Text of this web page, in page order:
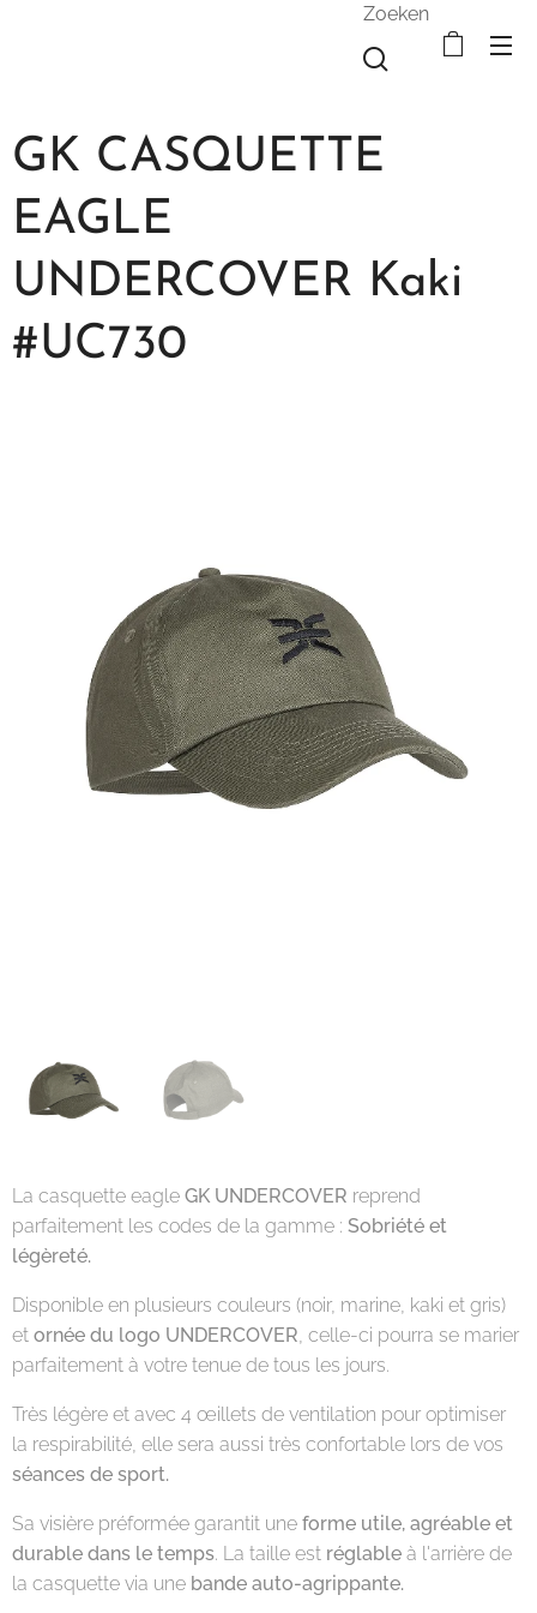
Zoeken
GK CASQUETTE
EAGLE
UNDERCOVER Kaki
#UC730
La casquette eagle GK UNDERCOVER reprend
parfaitement les codes de la gamme : Sobriété et
légèreté.
Disponible en plusieurs couleurs (noir, marine, kaki et gris)
et ornée du logo UNDERCOVER, celle-ci pourra se marier
parfaitement à votre tenue de tous les jours.
Très légère et avec 4 œillets de ventilation pour optimiser
la respirabilité, elle sera aussi très confortable lors de vos
séances de sport.
Sa visière préformée garantit une forme utile, agréable et
durable dans le temps. La taille est réglable à l'arrière de
la casquette via une bande auto-agrippante.